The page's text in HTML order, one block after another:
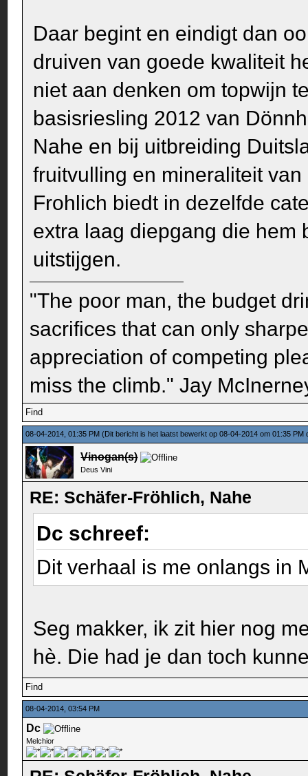
Daar begint en eindigt dan
druiven van goede kwaliteit
niet aan denken om topwijn
basisriesling 2012 van
Nahe en bij uitbreiding
fruitvulling en mineraliteit
Frohlich biedt in dezelfde
extra laag diepgang die hem
uitstijgen.
"The poor man, the budget
sacrifices that can only
appreciation of competing
miss the climb." Jay
Find
08-04-2014, 01:35 PM(Dit bericht is het laatst bewerkt op 08-04-2014 om 01:35 PM
Vinogan(s)
Deus Vini
RE: Schäfer-Fröhlich, Nahe
Dc schreef:
Dit verhaal is me onlangs in
Seg makker, ik zit hier nog
hè. Die had je dan toch
Find
08-04-2014, 03:54 PM
Dc
Melchior